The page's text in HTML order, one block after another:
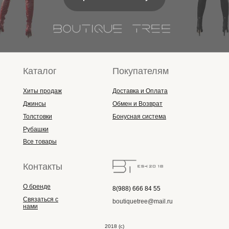
8(988) 666 84 55
boutiquetree@mail.ru
2018 (с)
Каталог
Хиты продаж
Джинсы
Толстовки
Рубашки
Все товары
Доставка и Оплата
Обмен и Возврат
Бонусная система
О бренде
Связаться с
нами
Покупателям
Контакты